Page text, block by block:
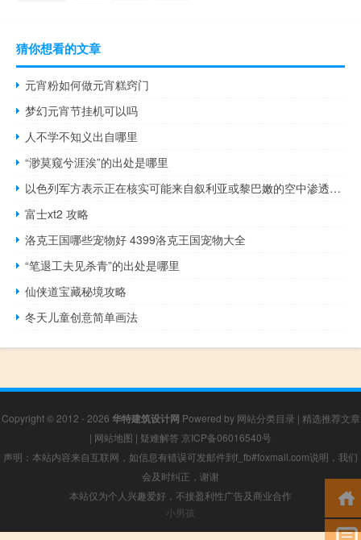
猜你想看的文章
元宵粉如何做元宵糕窍门
梦幻元宵节挂机可以吗
人不学不知义出自哪里
“渺莫窥兮涯涘”的出处是哪里
以色列军方表示正在核实可能来自叙利亚或黎巴嫩的空中渗透报告
富士xt2 攻略
洛克王国哪些宠物好 4399洛克王国宠物大全
“笔退工夫见杀青”的出处是哪里
仙侠道宝藏秘境攻略
冬天儿童创意简单画法
Copyright © 2012 - 2026 华特建筑设计网 Powered by 网站分类目录 | 精选推荐文章
| 网站地图 | 疑难解答 京ICP备06016540号
声明：本站内容来自互联网，如信息有错误可发邮件到f_fb#foxmail.com说明，我们
会及时纠正，谢谢
本站仅为个人兴趣爱好，不接盈利性广告及商业合作
小男孩